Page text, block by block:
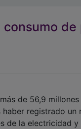
consumo
de 56,9
registrado
de la electricidad